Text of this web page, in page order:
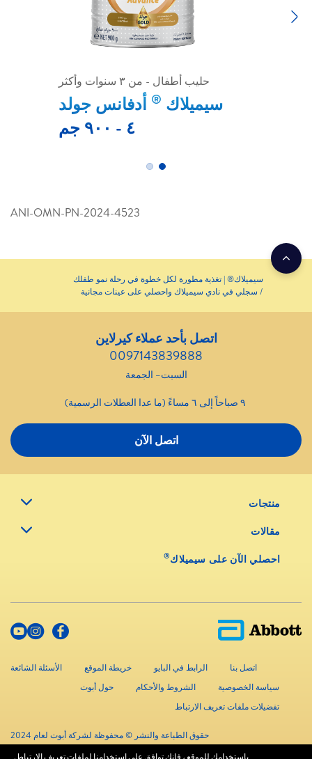
Previous
حليب أطفال - من ٣ سنوات وأكثر
سيميلاك ® أدفانس جولد
٤ - ٩٠٠ جم
ANI-OMN-PN-2024-4523
سيميلاك® | تغذية مطورة لكل خطوة في رحلة نمو طفلك
سجلي في نادي سيميلاك واحصلي على عينات مجانية
اتصل بأحد عملاء كيرلاين
0097143839888
السبت– الجمعة
اتصل الآن
منتجات
مقالات
احصلي الآن على سيميلاك®
اتصل بنا الرابط في البايو خريطة الموقع
الأسئلة الشائعة
سياسة الخصوصية
الشروط والأحكام
حول أبوت
تفضيلات ملفات تعريف الارتباط
حقوق الطباعة والنشر © محفوظة لشركة أبوت لعام 2024
باستخدامك للموقع ، فإنك توافق على استخدامنا لملفات تعريف الارتباط.